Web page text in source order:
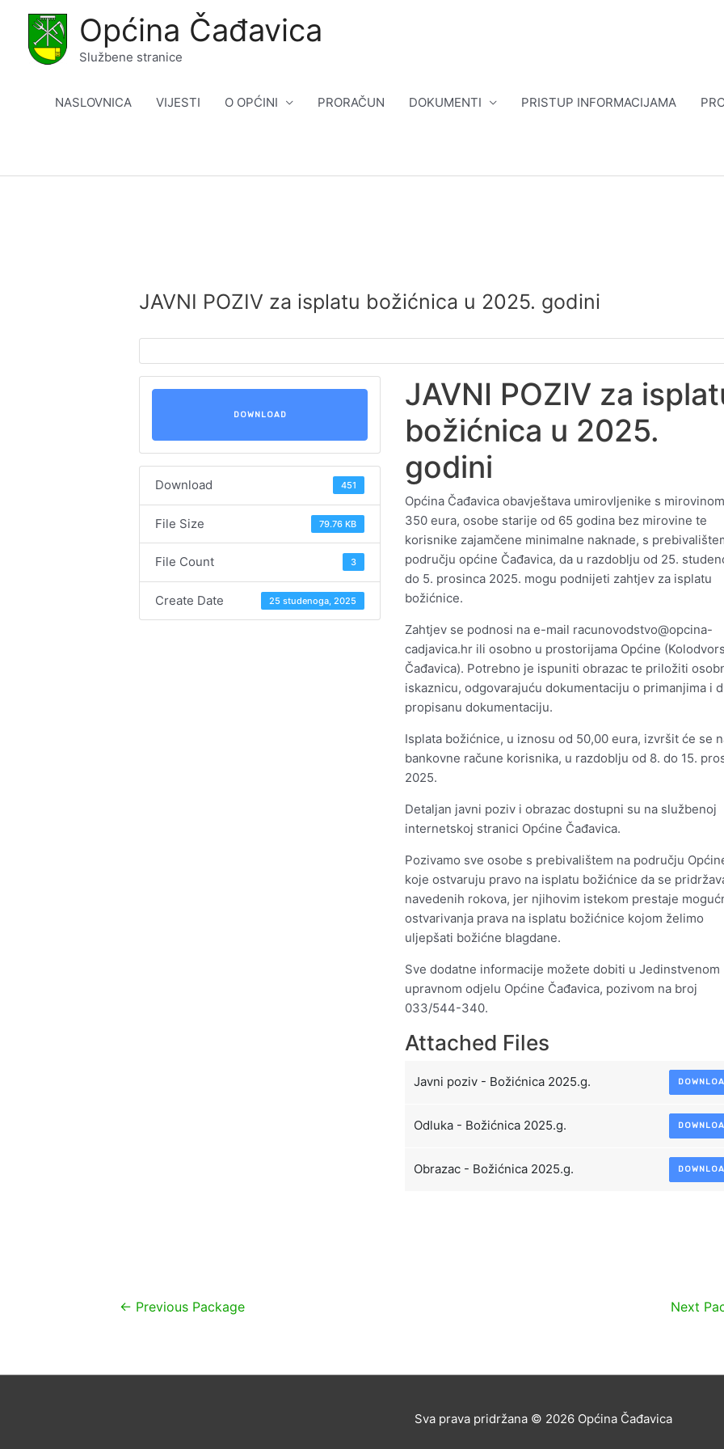
content
Općina Čađavica
Službene stranice
NASLOVNICA VIJESTI O OPĆINI PRORAČUN DOKUMENTI PRISTUP INFORMACIJAMA
JAVNI POZIV za isplatu božićnica u 2025. godini
DOWNLOAD
Download 451
File Size 79.76 KB
File Count 3
Create Date 25 studenoga, 2025
JAVNI POZIV za
božićnica u 2025.
godini
Općina Čađavica obavještava umirovljenike s
350 eura, osobe starije od 65 godina bez mirovine te
korisnike zajamčene minimalne naknade, s
području općine Čađavica, da u razdoblju od 25.
do 5. prosinca 2025. mogu podnijeti zahtjev za isplatu
božićnice.
Zahtjev se podnosi na e-mail racunovodstvo@opcina-
cadjavica.hr ili osobno u prostorijama Općine
Čađavica). Potrebno je ispuniti obrazac te priložiti
iskaznicu, odgovarajuću dokumentaciju o primanjima i
propisanu dokumentaciju.
Isplata božićnice, u iznosu od 50,00 eura, izvršit će se
bankovne račune korisnika, u razdoblju od 8. do 15.
2025.
Detaljan javni poziv i obrazac dostupni su na službenoj
internetskoj stranici Općine Čađavica.
Pozivamo sve osobe s prebivalištem na području
koje ostvaruju pravo na isplatu božićnice da se
navedenih rokova, jer njihovim istekom prestaje
ostvarivanja prava na isplatu božićnice kojom želimo
uljepšati božićne blagdane.
Sve dodatne informacije možete dobiti u Jedinstvenom
upravnom odjelu Općine Čađavica, pozivom na broj
033/544-340.
Attached Files
Javni poziv - Božićnica 2025.g.
Odluka - Božićnica 2025.g.
Obrazac - Božićnica 2025.g.
Navigacija
← Previous Package Next
Sva prava pridržana © 2026 Općina Čađavica